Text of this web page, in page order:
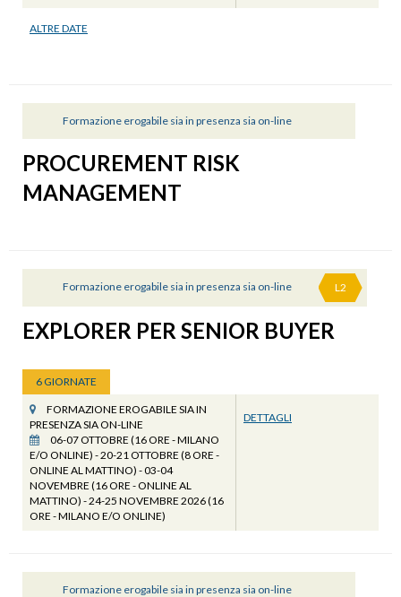
ALTRE DATE
Formazione erogabile sia in presenza sia on-line
PROCUREMENT RISK
MANAGEMENT
Formazione erogabile sia in presenza sia on-line L2
EXPLORER PER SENIOR BUYER
6 GIORNATE
FORMAZIONE EROGABILE SIA IN
PRESENZA SIA ON-LINE
06-07 OTTOBRE (16 ORE - MILANO
E/O ONLINE) - 20-21 OTTOBRE (8 ORE -
ONLINE AL MATTINO) - 03-04
NOVEMBRE (16 ORE - ONLINE AL
MATTINO) - 24-25 NOVEMBRE 2026 (16
ORE - MILANO E/O ONLINE)
DETTAGLI
Formazione erogabile sia in presenza sia on-line